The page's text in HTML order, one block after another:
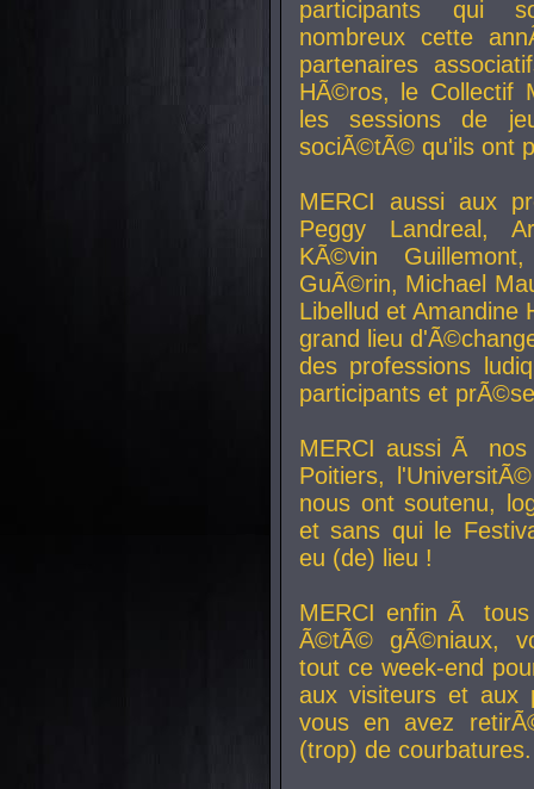
participants qui
nombreux cette
partenaires
HÃ©ros, le Collectif
les sessions de
sociÃ©tÃ© qu'ils ont
MERCI aussi aux
Peggy Landreal,
KÃ©vin
GuÃ©rin, Michael
Libellud et Amandine
grand lieu
des professions
participants et
MERCI aussi Ã nos
Poitiers,
nous ont soutenu,
et sans qui le
eu (de) lieu !
MERCI enfin Ã
Ã©tÃ© gÃ©niaux,
tout ce week-end
aux visiteurs et aux
vous en avez
(trop) de courbatures.